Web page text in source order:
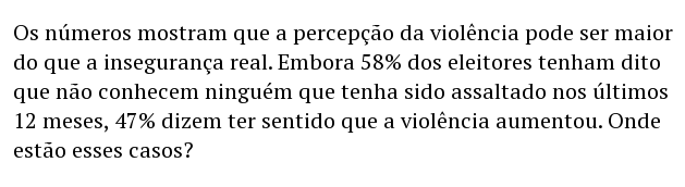
Os números mostram que a percepção da violência pode ser maior
do que a insegurança real. Embora 58% dos eleitores tenham dito
que não conhecem ninguém que tenha sido assaltado nos últimos
12 meses, 47% dizem ter sentido que a violência aumentou. Onde
estão esses casos?